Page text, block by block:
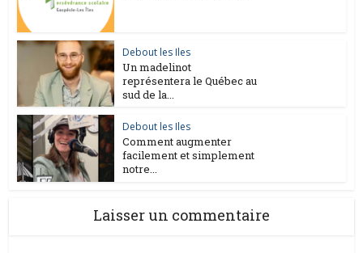
Debout les Iles
Un madelinot
représentera le Québec au
sud de la...
Debout les Iles
Comment augmenter
facilement et simplement
notre...
Laisser un commentaire